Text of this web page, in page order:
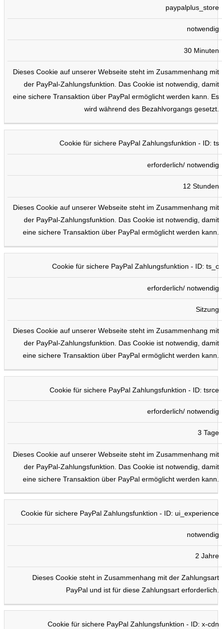
paypalplus_store
notwendig
30 Minuten
Dieses Cookie auf unserer Webseite steht im Zusammenhang mit
der PayPal-Zahlungsfunktion. Das Cookie ist notwendig, damit
eine sichere Transaktion über PayPal ermöglicht werden kann. Es
wird während des Bezahlvorgangs gesetzt.
Cookie für sichere PayPal Zahlungsfunktion - ID: ts
erforderlich/ notwendig
12 Stunden
Dieses Cookie auf unserer Webseite steht im Zusammenhang mit
der PayPal-Zahlungsfunktion. Das Cookie ist notwendig, damit
eine sichere Transaktion über PayPal ermöglicht werden kann.
Cookie für sichere PayPal Zahlungsfunktion - ID: ts_c
erforderlich/ notwendig
Sitzung
Dieses Cookie auf unserer Webseite steht im Zusammenhang mit
der PayPal-Zahlungsfunktion. Das Cookie ist notwendig, damit
eine sichere Transaktion über PayPal ermöglicht werden kann.
Cookie für sichere PayPal Zahlungsfunktion - ID: tsrce
erforderlich/ notwendig
3 Tage
Dieses Cookie auf unserer Webseite steht im Zusammenhang mit
der PayPal-Zahlungsfunktion. Das Cookie ist notwendig, damit
eine sichere Transaktion über PayPal ermöglicht werden kann.
Cookie für sichere PayPal Zahlungsfunktion - ID: ui_experience
notwendig
2 Jahre
Dieses Cookie steht in Zusammenhang mit der Zahlungsart
PayPal und ist für diese Zahlungsart erforderlich.
Cookie für sichere PayPal Zahlungsfunktion - ID: x-cdn